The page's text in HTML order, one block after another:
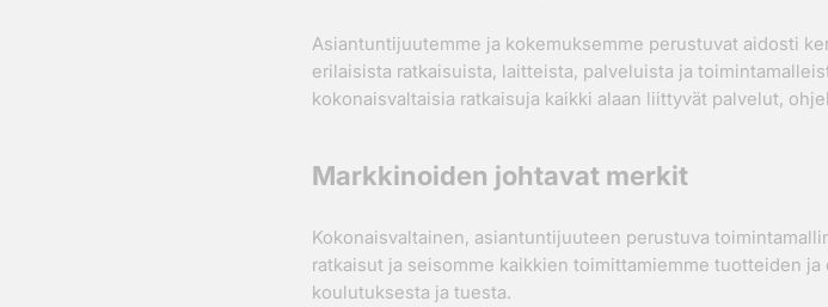
Asiantuntijuutemme ja kokemuksemme perustuvat aidosti
erilaisista ratkaisuista, laitteista, palveluista ja
kokonaisvaltaisia ratkaisuja kaikki alaan liittyvät palvelut,
Markkinoiden johtavat merkit
Kokonaisvaltainen, asiantuntijuuteen perustuva
ratkaisut ja seisomme kaikkien toimittamiemme tuotteiden
koulutuksesta ja tuesta.